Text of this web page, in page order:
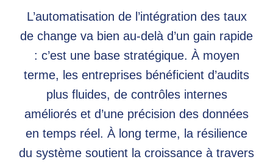
L’automatisation de l’intégration des taux
de change va bien au-delà d’un gain rapide
: c’est une base stratégique. À moyen
terme, les entreprises bénéficient d’audits
plus fluides, de contrôles internes
améliorés et d’une précision des données
en temps réel. À long terme, la résilience
du système soutient la croissance à travers